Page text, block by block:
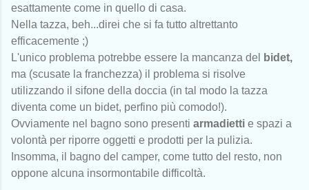
esattamente come in quello di casa.
Nella tazza, beh...direi che si fa tutto altrettanto
efficacemente ;)
L'unico problema potrebbe essere la mancanza del
bidet,
ma (scusate la franchezza) il problema si risolve
utilizzando il sifone della doccia (in tal modo la tazza
diventa come un bidet, perfino più comodo!).
Ovviamente nel bagno sono presenti armadietti e spazi a
volontà per riporre oggetti e prodotti per la pulizia.
Insomma, il bagno del camper, come tutto del resto, non
oppone alcuna insormontabile difficoltà.